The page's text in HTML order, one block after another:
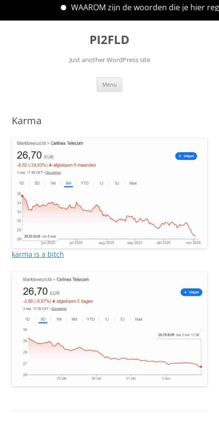
WAAROM zijn de woorden die je hier
Ga
PI2FLD
Just another WordPress site
Menu
Karma
karma is a bitch